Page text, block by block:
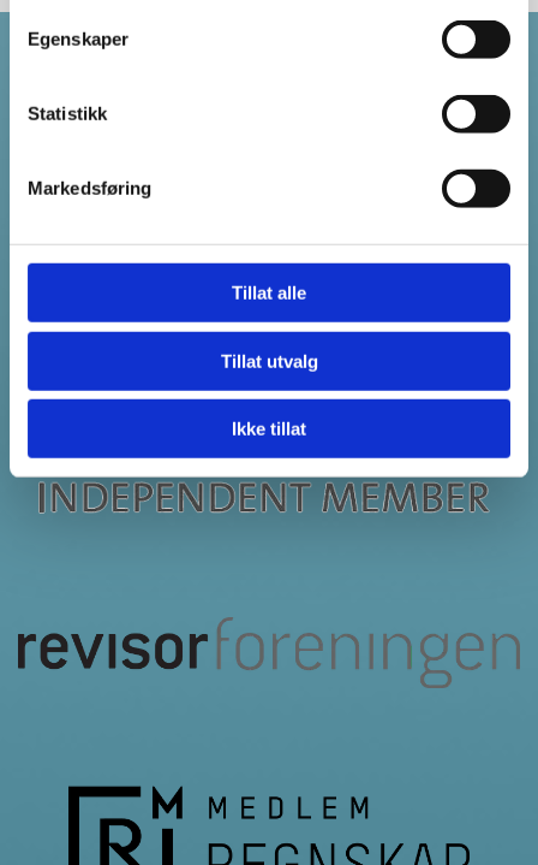
Egenskaper
Statistikk
Markedsføring
Tillat alle
Tillat utvalg
Ikke tillat
Organisasjonsnummer 894 934 352
Kontakt oss
 post@flattum.no